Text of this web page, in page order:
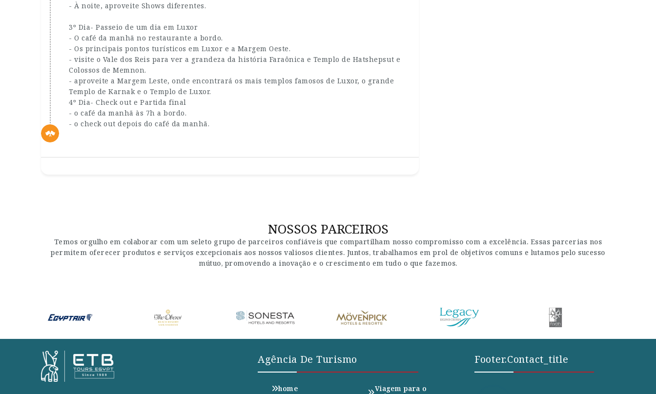
- À noite, aproveite Shows diferentes.
3º Dia- Passeio de um dia em Luxor
- O café da manhã no restaurante a bordo.
- Os principais pontos turísticos em Luxor e a Margem Oeste.
- visite o Vale dos Reis para ver a grandeza da história Faraônica e Templo de Hatshepsut e
Colossos de Memnon.
- aproveite a Margem Leste, onde encontrará os mais templos famosos de Luxor, o grande
Templo de Karnak e o Templo de Luxor.
4º Dia- Check out e Partida final
- o café da manhã às 7h a bordo.
- o check out depois do café da manhã.
NOSSOS PARCEIROS
Temos orgulho em colaborar com um seleto grupo de parceiros confiáveis que compartilham nosso compromisso com a excelência. Essas parcerias nos
permitem oferecer produtos e serviços excepcionais aos nossos valiosos clientes. Juntos, trabalhamos em prol de objetivos comuns e lutamos pelo sucesso
mútuo, promovendo a inovação e o crescimento em tudo o que fazemos.
Agência De Turismo
home
Viagem para o
Footer.contact_title